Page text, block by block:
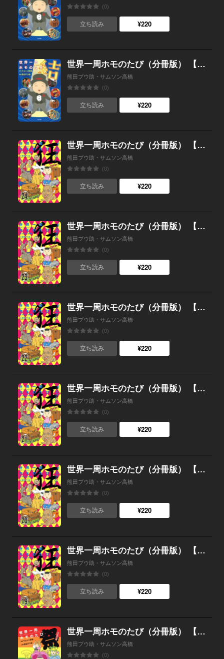
(0)
立ち読み ¥220
世界一周ホモのたび（分冊版） 【第25話】
熊田プウ助・サムソン高橋
(0)
立ち読み ¥220
世界一周ホモのたび（分冊版） 【第24話】
熊田プウ助・サムソン高橋
(0)
立ち読み ¥220
世界一周ホモのたび（分冊版） 【第23話】
熊田プウ助・サムソン高橋
(0)
立ち読み ¥220
世界一周ホモのたび（分冊版） 【第22話】
熊田プウ助・サムソン高橋
(0)
立ち読み ¥220
世界一周ホモのたび（分冊版） 【第21話】
熊田プウ助・サムソン高橋
(0)
立ち読み ¥220
世界一周ホモのたび（分冊版） 【第20話】
熊田プウ助・サムソン高橋
(0)
立ち読み ¥220
世界一周ホモのたび（分冊版） 【第19話】
熊田プウ助・サムソン高橋
(0)
立ち読み ¥220
世界一周ホモのたび（分冊版） 【第18話】
熊田プウ助・サムソン高橋
(0)